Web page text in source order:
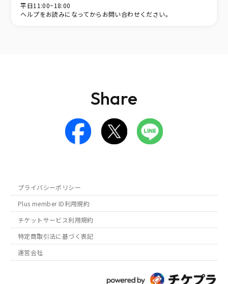
平日11:00~18:00
ヘルプをお読みになってからお問い合わせください。
Share
プライバシーポリシー
Plus member ID利用規約
チケットサービス利用規約
特定商取引法に基づく表記
運営会社